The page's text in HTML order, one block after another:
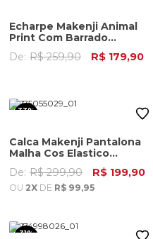
Echarpe Makenji Animal
Print Com Barrado
Feminina Preta
De: R$ 259,90 R$ 179,90
33%
Calca Makenji Pantalona
Malha Cos Elastico
Feminina Rosa
De: R$ 299,90 R$ 199,90
OU 2X DE R$ 99,95
31%